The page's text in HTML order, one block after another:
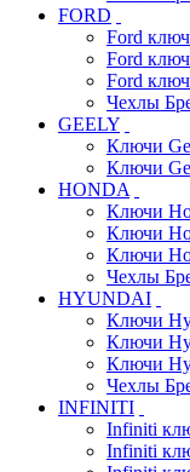
FORD
Ford
Ford
Ford
Чехлы
GEELY
Ключи
Ключи
HONDA
Ключи
Ключи
Ключи
Чехлы
HYUNDAI
Ключи
Ключи
Ключи
Чехлы
INFINITI
Infiniti
Infiniti